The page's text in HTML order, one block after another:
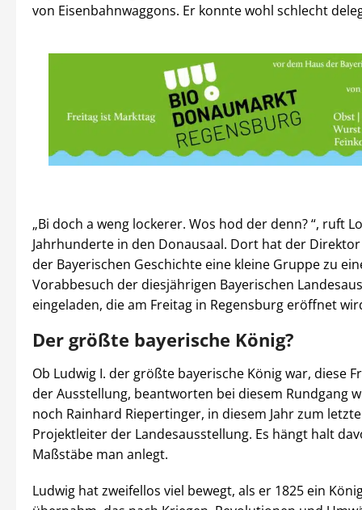
von Eisenbahnwaggons. Er konnte wohl schlecht
„Bi doch a weng lockerer. Wos hod der denn? “, ruft
Jahrhunderte in den Donausaal. Dort hat der
der Bayerischen Geschichte eine kleine Gruppe zu
Vorabbesuch der diesjährigen Bayerischen
eingeladen, die am Freitag in Regensburg eröffnet
Der größte bayerische König?
Ob Ludwig I. der größte bayerische König war, diese
der Ausstellung, beantworten bei diesem Rundgang
noch Rainhard Riepertinger, in diesem Jahr zum
Projektleiter der Landesausstellung. Es hängt halt
Maßstäbe man anlegt.
Ludwig hat zweifellos viel bewegt, als er 1825 ein